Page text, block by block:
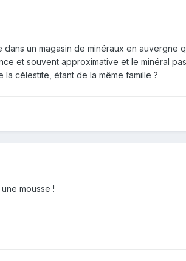
un magasin de minéraux en auvergne
et souvent approximative et le minéral
célestite, étant de la même famille ?
mousse !